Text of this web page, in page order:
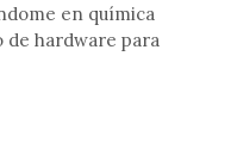
en química
hardware para